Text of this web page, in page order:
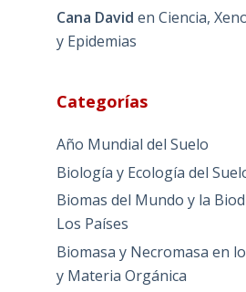
Cana David en Ciencia,
y Epidemias
Categorías
Año Mundial del Suelo
Biología y Ecología del
Biomas del Mundo y la
Los Países
Biomasa y Necromasa en
y Materia Orgánica